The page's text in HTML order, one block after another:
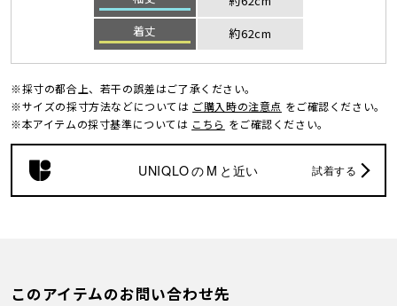
着丈
約62cm
※採寸の都合上、若干の誤差はご了承ください。
※サイズの採寸方法などについては ご購入時の注意点 をご確認ください。
※本アイテムの採寸基準については こちら をご確認ください。
UNIQLOの M と近い 試着する
このアイテムのお問い合わせ先